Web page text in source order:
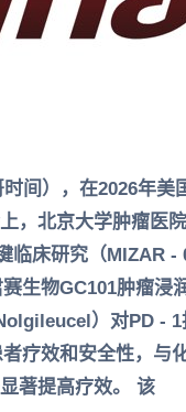
间），在2026年美
上，北京大学肿瘤医
临床研究（MIZAR -
生物GC101肿瘤浸
）对PD -
疗效和安全性，与
著提高疗效。 该